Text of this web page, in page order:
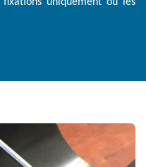
uniquement ou les